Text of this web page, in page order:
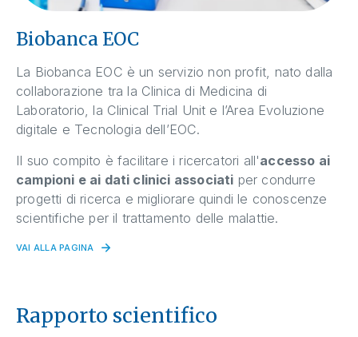
Biobanca EOC
La Biobanca EOC è un servizio non profit, nato dalla
collaborazione tra la Clinica di Medicina di
Laboratorio, la Clinical Trial Unit e l’Area Evoluzione
digitale e Tecnologia dell’EOC.
Il suo compito è facilitare i ricercatori all'accesso ai
campioni e ai dati clinici associati per condurre
progetti di ricerca e migliorare quindi le conoscenze
scientifiche per il trattamento delle malattie.
VAI ALLA PAGINA
Rapporto scientifico